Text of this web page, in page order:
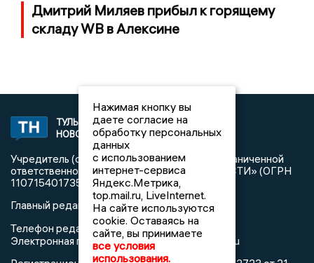
Дмитрий Миляев прибыл к горящему
складу WB в Алексине
ТУЛЬСКИЕ
НОВОСТИ
2008 © NEWSTULA.RU | СИ
«Тульские новости»
Учредитель (соучредители): Общество с ограниченной
ответственностью «РЕГИОНАЛЬНЫЕ НОВОСТИ» (ОГРН
1107154017354)
Главный редактор: Попова С.А.
Телефон редакции:8 (4872) 710-803
Электронная почта редакции:info@newstula.ru
Нажимая кнопку вы
даете согласие на
обработку персональных
данных
с использованием
интернет-сервиса
Яндекс.Метрика,
top.mail.ru, LiveInternet.
На сайте используются
cookie. Оставаясь на
сайте, вы принимаете
все условия
использования.